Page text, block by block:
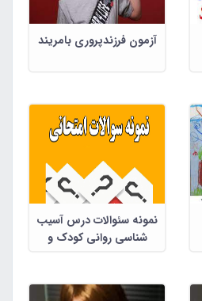
آزمون فرزندپروری بامریند
نمونه سئوالات درس آسیب
شناسی روانی کودک و